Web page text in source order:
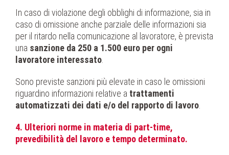
In caso di violazione degli obblighi di informazione, sia in
caso di omissione anche parziale delle informazioni sia
per il ritardo nella comunicazione al lavoratore, è prevista
una sanzione da 250 a 1.500 euro per ogni
lavoratore interessato.
Sono previste sanzioni più elevate in caso le omissioni
riguardino informazioni relative a trattamenti
automatizzati dei dati e/o del rapporto di lavoro.
4. Ulteriori norme in materia di part-time,
prevedibilità del lavoro e tempo determinato.